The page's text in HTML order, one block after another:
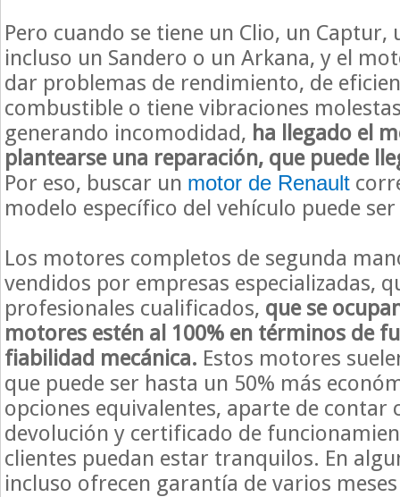
Pero cuando se tiene un Clio, un Captur,
incluso un Sandero o un Arkana, y el
dar problemas de rendimiento, de
combustible o tiene vibraciones
generando incomodidad, ha llegado el
plantearse una reparación, que puede
Por eso, buscar un motor de Renault
modelo específico del vehículo puede
Los motores completos de segunda
vendidos por empresas especializadas,
profesionales cualificados, que se
motores estén al 100% en términos de
fiabilidad mecánica. Estos motores
que puede ser hasta un 50% más
opciones equivalentes, aparte de contar
devolución y certificado de
clientes puedan estar tranquilos. En
incluso ofrecen garantía de varios